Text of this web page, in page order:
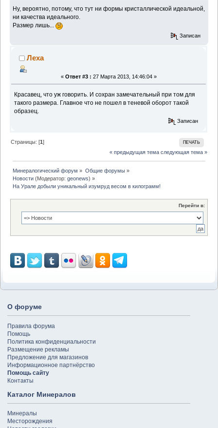
Ну, вероятно, потому, что тут ни формы кристаллической идеальной,
ни качества идеального.
Размер лишь...
Записан
Леха
« Ответ #3 : 27 Марта 2013, 14:46:04 »
Красавец, что уж говорить. И сохран замечательный при том для
такого размера. Главное что не пошел в теневой оборот такой
образец.
Записан
ПЕЧАТЬ
Страницы: [1]
« предыдущая тема следующая тема »
Минералогический форум » Общие форумы»
Новости (Модератор:geonews) »
На Урале добыли уникальный изумруд весом в килограмм!
Перейти в:
О форуме
Правила форума
Помощь
Политика конфиденциальности
Размещение рекламы
Предложение для магазинов
Информационное партнёрство
Помощь сайту
Контакты
Каталог Минералов
Минералы
Месторождения